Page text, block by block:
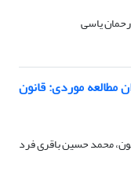
یاسی
مطالعه موردی: قانون
محمد حسین باقری فرد